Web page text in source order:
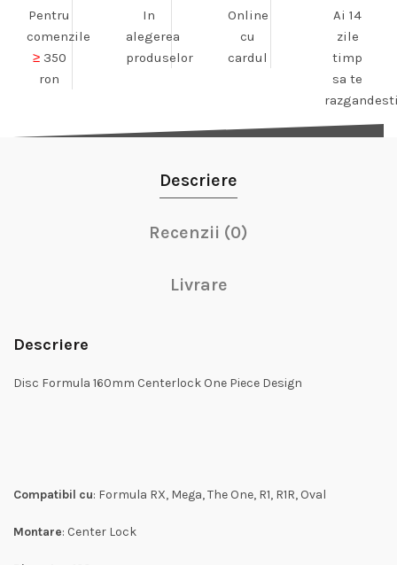
Pentru
comenzile
≥350
ron
In
alegerea
produselor
Online
cu
cardul
Ai 14
zile
timp
sa te
Descriere
Recenzii (0)
Livrare
Descriere
Disc Formula 160mm Centerlock One Piece Design
Compatibil cu: Formula RX, Mega, The One, R1, R1R, Oval
Montare: Center Lock